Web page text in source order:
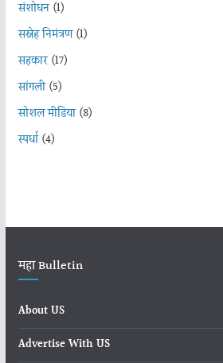
संशोधन(1)
सस्नेह निमंत्रण(1)
सहकार(17)
सांगली(5)
सोशल मीडिया(8)
स्पर्धा(4)
महा Bulletin
About US
Advertise With US